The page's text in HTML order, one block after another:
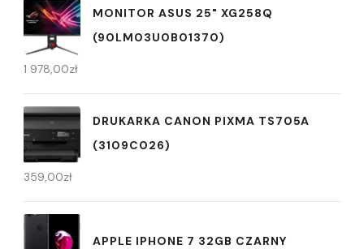
MONITOR ASUS 25" XG258Q
(90LM03U0B01370)
1 978,00zł
DRUKARKA CANON PIXMA TS705A
(3109C026)
359,00zł
APPLE IPHONE 7 32GB CZARNY